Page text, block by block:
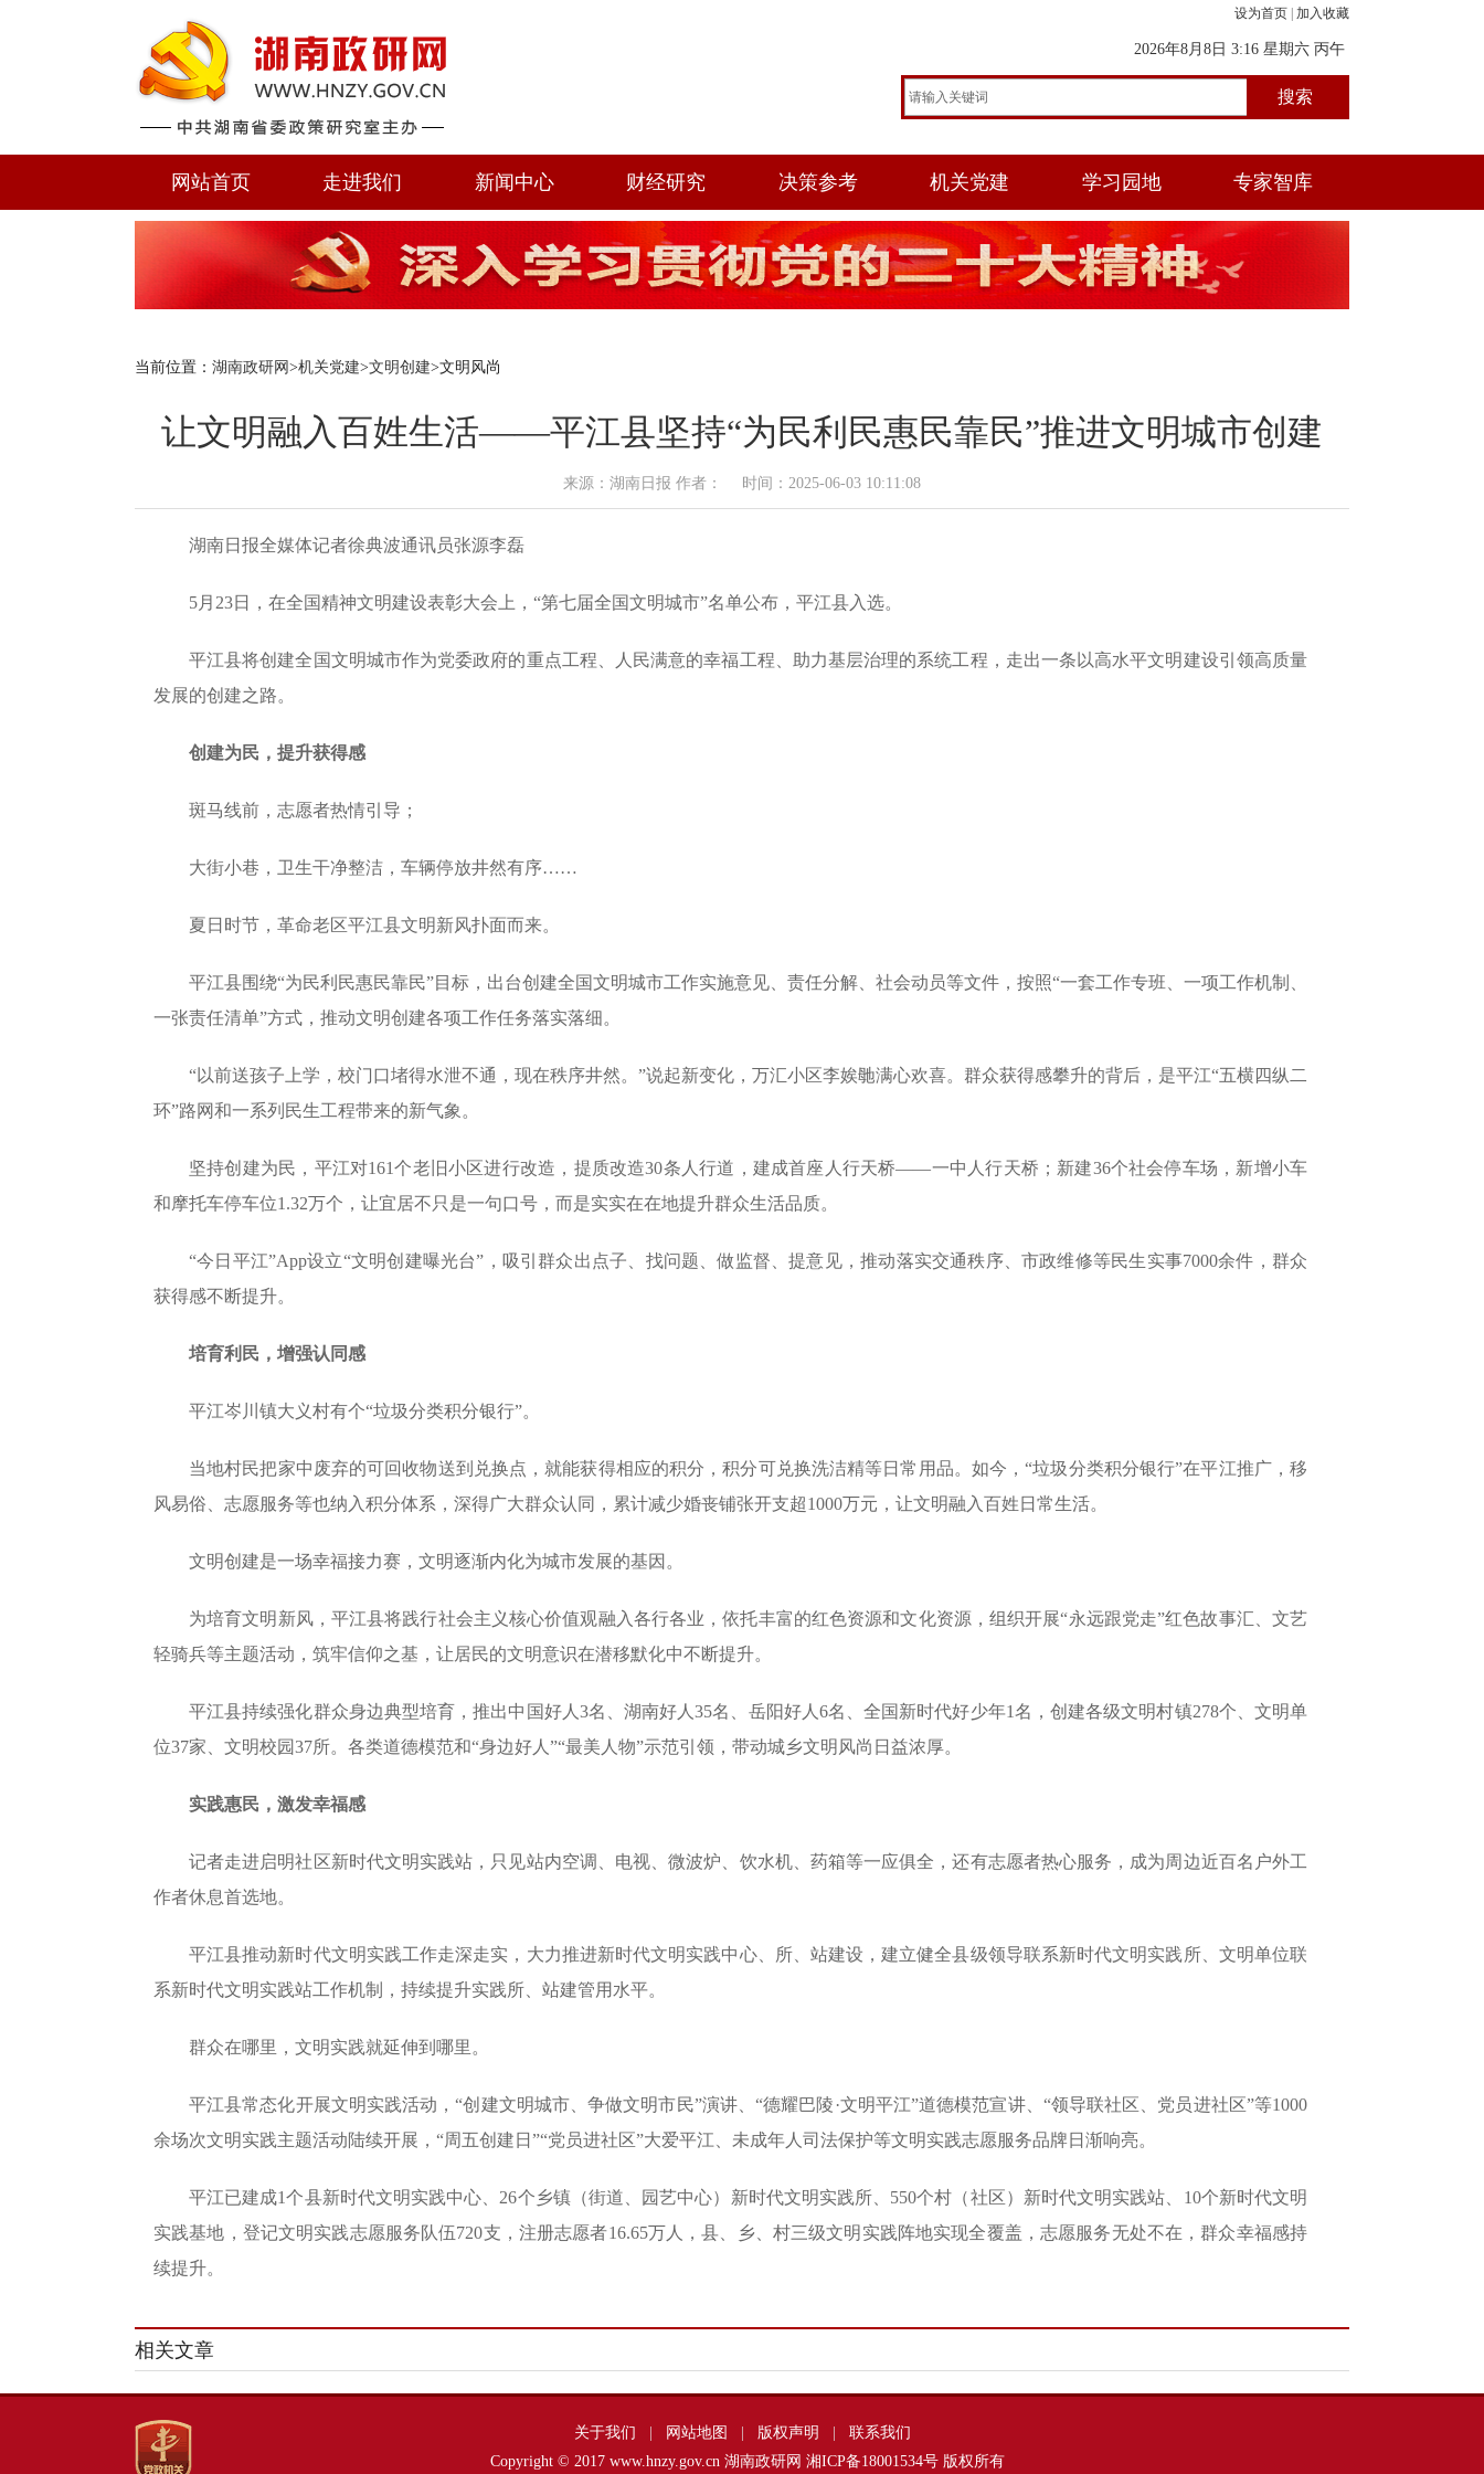
设为首页 加入收藏
2026年8月8日 3:16 星期六 丙午
年(马) 五月初三 寅时
网站首页 走进我们 新闻中心 财经研究 决策参考 机关党建 学习园地 专家智库
当前位置： 湖南政研网 >机关党建>文明创建>文明风尚
让文明融入百姓生活——平江县坚持“为民利民惠民靠民”推进文明城市创建
来源：湖南日报 作者： 时间：2025-06-03 10:11:08
湖南日报全媒体记者徐典波通讯员张源李磊
5月23日，在全国精神文明建设表彰大会上，“第七届全国文明城市”名单公布，平江县入选。
平江县将创建全国文明城市作为党委政府的重点工程、人民满意的幸福工程、助力基层治理的系统工程，走出一条以高水平文明建设引领高质量
发展的创建之路。
创建为民，提升获得感
斑马线前，志愿者热情引导；
大街小巷，卫生干净整洁，车辆停放井然有序……
夏日时节，革命老区平江县文明新风扑面而来。
平江县围绕“为民利民惠民靠民”目标，出台创建全国文明城市工作实施意见、责任分解、社会动员等文件，按照“一套工作专班、一项工作机制、
一张责任清单”方式，推动文明创建各项工作任务落实落细。
“以前送孩子上学，校门口堵得水泄不通，现在秩序井然。”说起新变化，万汇小区李娭毑满心欢喜。群众获得感攀升的背后，是平江“五横四纵二
环”路网和一系列民生工程带来的新气象。
坚持创建为民，平江对161个老旧小区进行改造，提质改造30条人行道，建成首座人行天桥——一中人行天桥；新建36个社会停车场，新增小车
和摩托车停车位1.32万个，让宜居不只是一句口号，而是实实在在地提升群众生活品质。
“今日平江”App设立“文明创建曝光台”，吸引群众出点子、找问题、做监督、提意见，推动落实交通秩序、市政维修等民生实事7000余件，群众
获得感不断提升。
培育利民，增强认同感
平江岑川镇大义村有个“垃圾分类积分银行”。
当地村民把家中废弃的可回收物送到兑换点，就能获得相应的积分，积分可兑换洗洁精等日常用品。如今，“垃圾分类积分银行”在平江推广，移
风易俗、志愿服务等也纳入积分体系，深得广大群众认同，累计减少婚丧铺张开支超1000万元，让文明融入百姓日常生活。
文明创建是一场幸福接力赛，文明逐渐内化为城市发展的基因。
为培育文明新风，平江县将践行社会主义核心价值观融入各行各业，依托丰富的红色资源和文化资源，组织开展“永远跟党走”红色故事汇、文艺
轻骑兵等主题活动，筑牢信仰之基，让居民的文明意识在潜移默化中不断提升。
平江县持续强化群众身边典型培育，推出中国好人3名、湖南好人35名、岳阳好人6名、全国新时代好少年1名，创建各级文明村镇278个、文明单
位37家、文明校园37所。各类道德模范和“身边好人”“最美人物”示范引领，带动城乡文明风尚日益浓厚。
实践惠民，激发幸福感
记者走进启明社区新时代文明实践站，只见站内空调、电视、微波炉、饮水机、药箱等一应俱全，还有志愿者热心服务，成为周边近百名户外工
作者休息首选地。
平江县推动新时代文明实践工作走深走实，大力推进新时代文明实践中心、所、站建设，建立健全县级领导联系新时代文明实践所、文明单位联
系新时代文明实践站工作机制，持续提升实践所、站建管用水平。
群众在哪里，文明实践就延伸到哪里。
平江县常态化开展文明实践活动，“创建文明城市、争做文明市民”演讲、“德耀巴陵·文明平江”道德模范宣讲、“领导联社区、党员进社区”等1000
余场次文明实践主题活动陆续开展，“周五创建日”“党员进社区”大爱平江、未成年人司法保护等文明实践志愿服务品牌日渐响亮。
平江已建成1个县新时代文明实践中心、26个乡镇（街道、园艺中心）新时代文明实践所、550个村（社区）新时代文明实践站、10个新时代文明
实践基地，登记文明实践志愿服务队伍720支，注册志愿者16.65万人，县、乡、村三级文明实践阵地实现全覆盖，志愿服务无处不在，群众幸福感持
续提升。
相关文章
关于我们 网站地图 版权声明
联系我们
Copyright © 2017 www.hnzy.gov.cn 湖南政研网 湘ICP备18001534号 版权所有